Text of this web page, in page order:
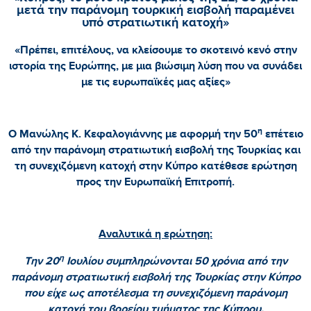
μετά την παράνομη τουρκική εισβολή παραμένει
υπό στρατιωτική κατοχή»
«Πρέπει, επιτέλους, να κλείσουμε το σκοτεινό κενό στην
ιστορία της Ευρώπης, με μια βιώσιμη λύση που να συνάδει
με τις ευρωπαϊκές μας αξίες»
Ο Μανώλης Κ. Κεφαλογιάννης με αφορμή την 50ηεπέτειο
από την παράνομη στρατιωτική εισβολή της Τουρκίας και
τη συνεχιζόμενη κατοχή στην Κύπρο κατέθεσε ερώτηση
προς την Ευρωπαϊκή Επιτροπή.
Αναλυτικά η ερώτηση:
Την 20ηΙουλίου συμπληρώνονται 50 χρόνια από την
παράνομη στρατιωτική εισβολή της Τουρκίας στην Κύπρο
που είχε ως αποτέλεσμα τη συνεχιζόμενη παράνομη